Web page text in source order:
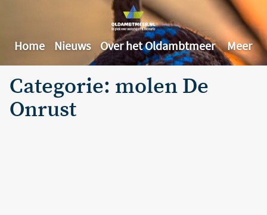
Home Nieuws Over het Oldambtmeer Meer
Categorie: molen De
Onrust